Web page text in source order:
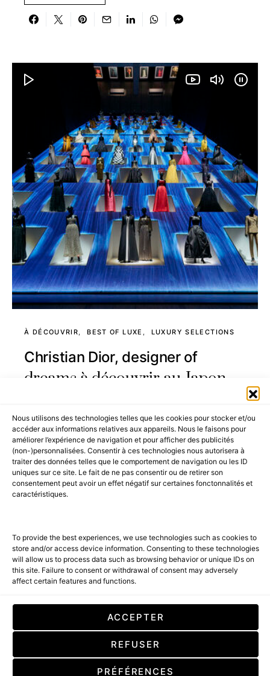
Nous utilisons des technologies telles que les cookies pour stocker et/ou
accéder aux informations relatives aux appareils. Nous le faisons pour
améliorer l’expérience de navigation et pour afficher des publicités
(non-)personnalisées. Consentir à ces technologies nous autorisera à
traiter des données telles que le comportement de navigation ou les ID
uniques sur ce site. Le fait de ne pas consentir ou de retirer son
consentement peut avoir un effet négatif sur certaines fonctonnalités et
caractéristiques.
To provide the best experiences, we use technologies such as cookies to
store and/or access device information. Consenting to these technologies
will allow us to process data such as browsing behavior or unique IDs on
this site. Failure to consent or withdrawal of consent may adversely
affect certain features and functions.
ACCEPTER
REFUSER
PRÉFÉRENCES
À DÉCOUVRIR BEST OF LUXE LUXURY SELECTIONS
Christian Dior, designer of
dreams à découvrir au Japon
LIRE LA SUITE